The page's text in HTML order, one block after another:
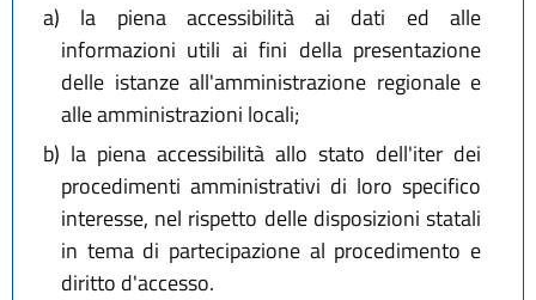
a) la piena accessibilità ai dati ed alle
informazioni utili ai fini della presentazione
delle istanze all'amministrazione regionale e
alle amministrazioni locali;
b) la piena accessibilità allo stato dell'iter dei
procedimenti amministrativi di loro specifico
interesse, nel rispetto delle disposizioni statali
in tema di partecipazione al procedimento e
diritto d'accesso.